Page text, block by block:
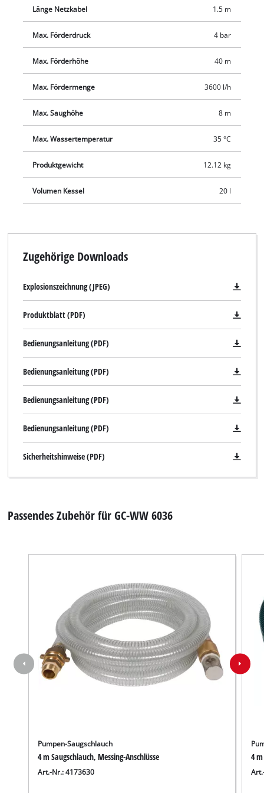
Wir benötigen deine Zustimmung, um
über eine Wasserablassschraube.
Länge Netzkabel 1.5 m
Max. Förderdruck 4 bar
Max. Förderhöhe 40 m
Max. Fördermenge 3600 l/h
Max. Saughöhe 8 m
Max. Wassertemperatur 35 °C
Produktgewicht 12.12 kg
Volumen Kessel 20 l
Zugehörige Downloads
Explosionszeichnung (JPEG)
Produktblatt (PDF)
Bedienungsanleitung (PDF)
Bedienungsanleitung (PDF)
Bedienungsanleitung (PDF)
Bedienungsanleitung (PDF)
Sicherheitshinweise (PDF)
Passendes Zubehör für GC-WW 6036
Pumpen-Saugschlauch
4 m Saugschlauch, Messing-Anschlüsse
Art.-Nr.: 4173630
4